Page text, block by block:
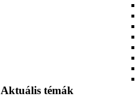
Aktuális témák